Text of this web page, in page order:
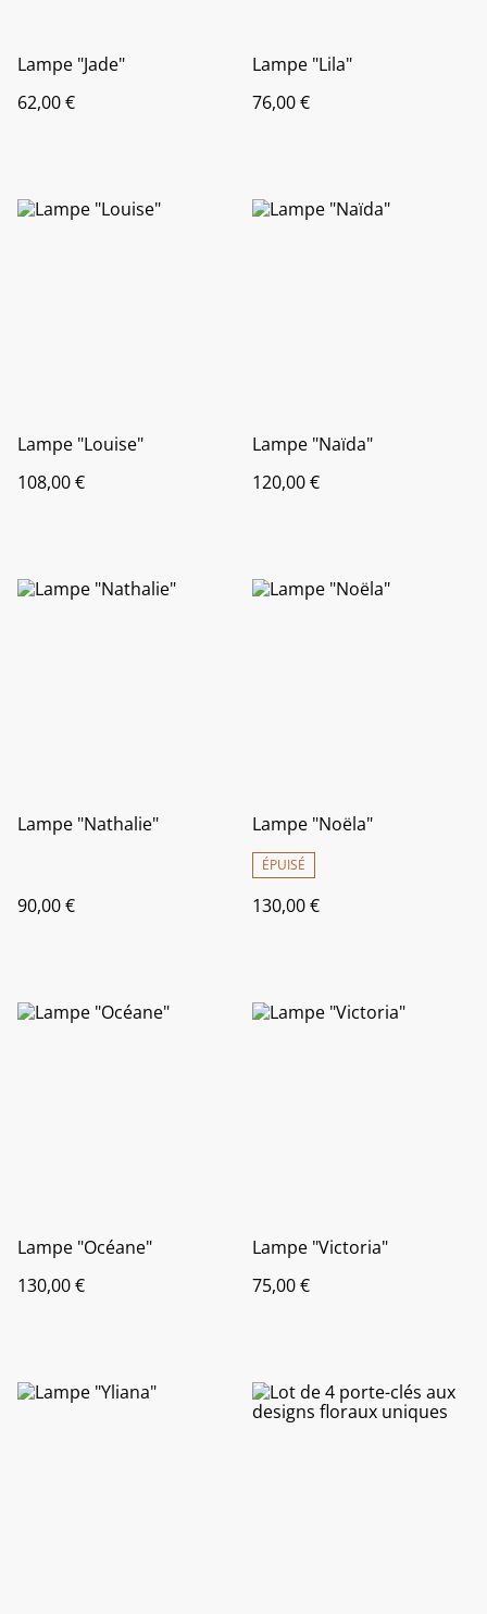
Lampe "Jade"
62,00 €
Lampe "Lila"
76,00 €
Lampe "Louise"
108,00 €
Lampe "Naïda"
120,00 €
Lampe "Nathalie"
90,00 €
Lampe "Noëla"
ÉPUISÉ
130,00 €
Lampe "Océane"
130,00 €
Lampe "Victoria"
75,00 €